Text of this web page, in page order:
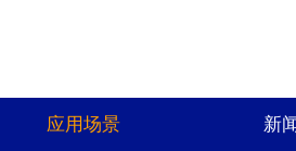
应用场景 新